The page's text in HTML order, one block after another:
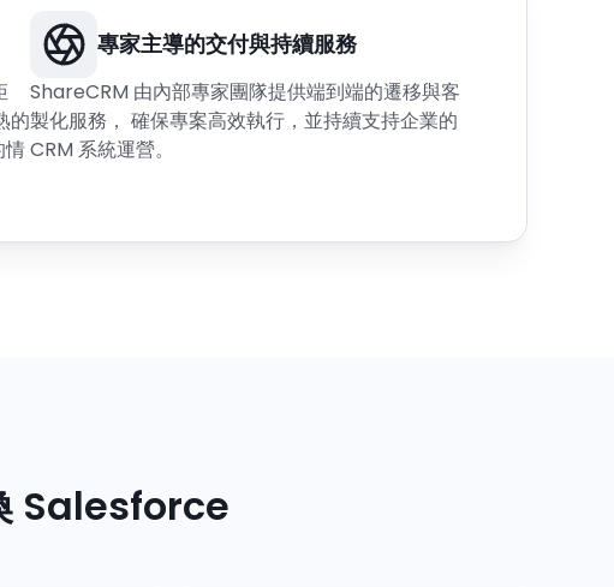
的
情
專家主導的交付與持續服務
ShareCRM 由內部專家團隊提供端到端的遷移與客
製化服務， 確保專案高效執行，並持續支持企業的
CRM 系統運營。
Salesforce